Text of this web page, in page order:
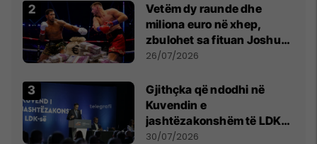
Vetëm dy raunde dhe
miliona euro në xhep,
zbulohet sa fituan Joshua
e Prenga
26/07/2026
Gjithçka që ndodhi në
Kuvendin e
jashtëzakonshëm të LDK-
së
30/07/2026